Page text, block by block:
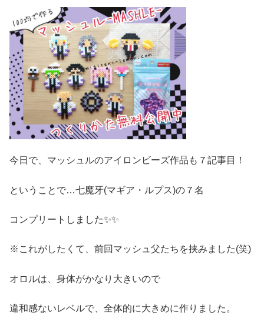
今日で、マッシュルのアイロンビーズ作品も７記事目！
ということで…七魔牙(マギア・ルプス)の７名
コンプリートしました✨✨
※これがしたくて、前回マッシュ父たちを挟みました(笑)
オロルは、身体がかなり大きいので
違和感ないレベルで、全体的に大きめに作りました。